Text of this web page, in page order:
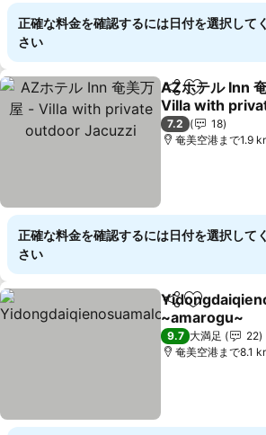
正確な料金を確認するには日付を選択して
さい
シェアお気に入
AZホテル Inn
Villa with
Jacuzzi
7.2
18
奄美空港まで1.9
正確な料金を確認するには日付を選択して
さい
シェアお気に入
~amarogu~
9.7 大満足
22
奄美空港まで8.1